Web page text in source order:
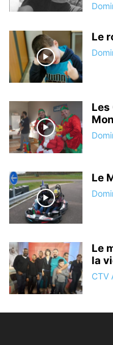
Le
Le
Le
la
CTV